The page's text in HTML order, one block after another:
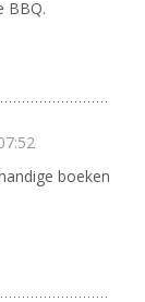
BBQ.
boeken